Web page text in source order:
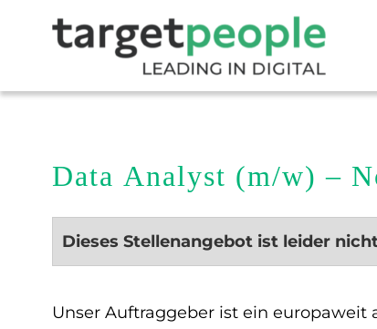
Data Analyst (m/w) –
Dieses Stellenangebot ist leider
Unser Auftraggeber ist ein